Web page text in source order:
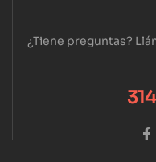
¿Tiene preguntas?